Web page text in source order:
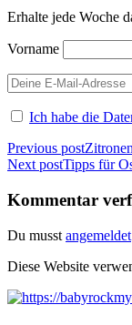
Erhalte jede Woche
Vorname
Ich habe die
Previous post
Next postTipps für
Kommentar
Du musst angemeldet
Diese Website